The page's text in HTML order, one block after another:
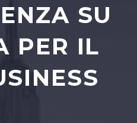
SU
PER IL